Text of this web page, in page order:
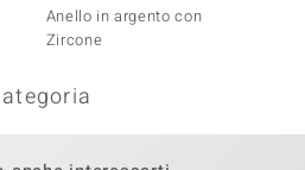
Anello in argento con
Zircone